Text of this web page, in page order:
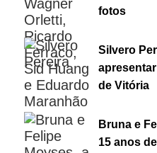
fotos
Silvero
de Vitória
Bruna e
15 anos